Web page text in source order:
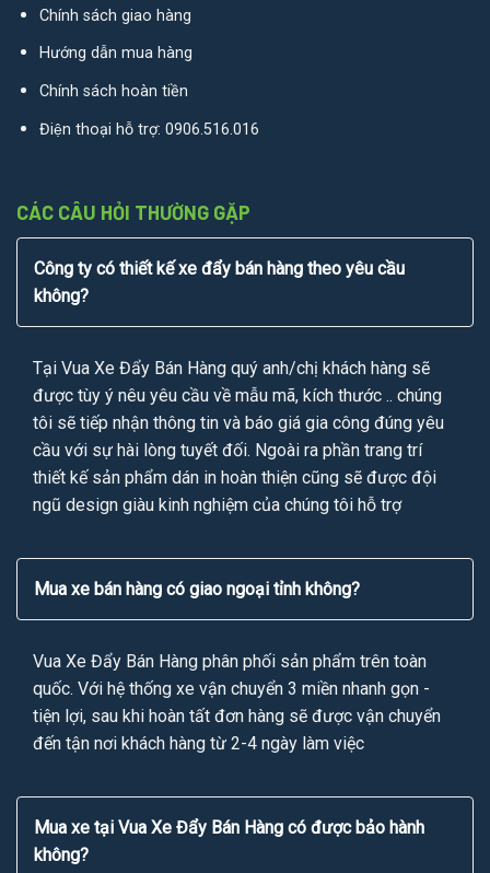
Chính sách giao hàng
Hướng dẫn mua hàng
Chính sách hoàn tiền
Điện thoại hỗ trợ: 0906.516.016
CÁC CÂU HỎI THƯỜNG GẶP
Công ty có thiết kế xe đẩy bán hàng theo yêu cầu
không?
Tại Vua Xe Đẩy Bán Hàng quý anh/chị khách hàng sẽ
được tùy ý nêu yêu cầu về mẫu mã, kích thước .. chúng
tôi sẽ tiếp nhận thông tin và báo giá gia công đúng yêu
cầu với sự hài lòng tuyết đối. Ngoài ra phần trang trí
thiết kế sản phẩm dán in hoàn thiện cũng sẽ được đội
ngũ design giàu kinh nghiệm của chúng tôi hỗ trợ
Mua xe bán hàng có giao ngoại tỉnh không?
Vua Xe Đẩy Bán Hàng phân phối sản phẩm trên toàn
quốc. Với hệ thống xe vận chuyển 3 miền nhanh gọn -
tiện lợi, sau khi hoàn tất đơn hàng sẽ được vận chuyển
đến tận nơi khách hàng từ 2-4 ngày làm việc
Mua xe tại Vua Xe Đẩy Bán Hàng có được bảo hành
không?